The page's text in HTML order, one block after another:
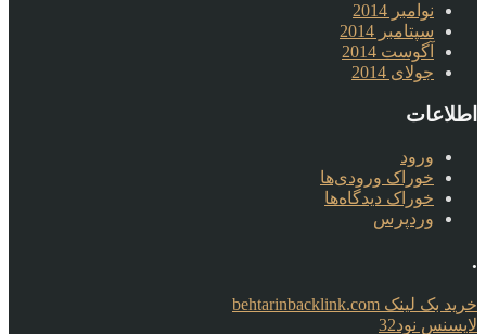
نوامبر 2014
سپتامبر 2014
آگوست 2014
جولای 2014
اطلاعات
ورود
خوراک ورودی‌ها
خوراک دیدگاه‌ها
وردپرس
.
خرید بک لینک behtarinbacklink.com
لایسنس نود32